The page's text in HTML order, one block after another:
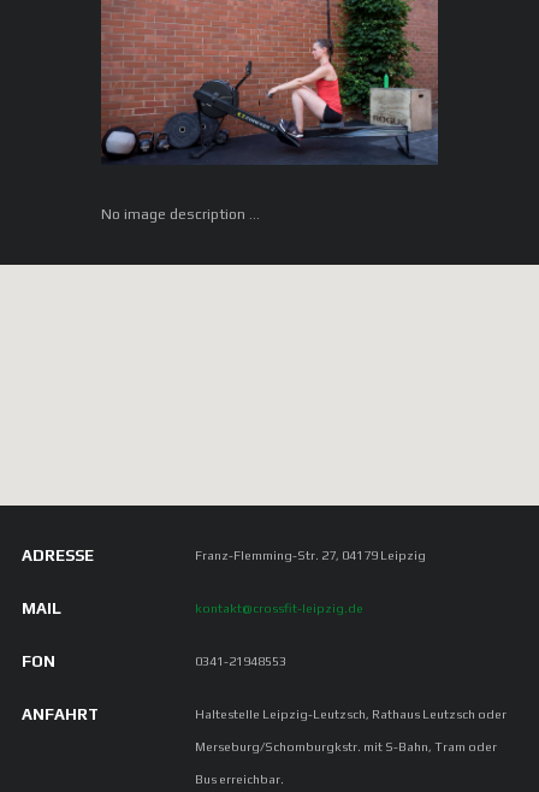
No image description ...
ADRESSE Franz-Flemming-Str. 27, 04179 Leipzig
MAIL kontakt@crossfit-leipzig.de
FON 0341-21948553
ANFAHRT Haltestelle Leipzig-Leutzsch, Rathaus Leutzsch oder
Merseburg/Schomburgkstr. mit S-Bahn, Tram oder
Bus erreichbar.